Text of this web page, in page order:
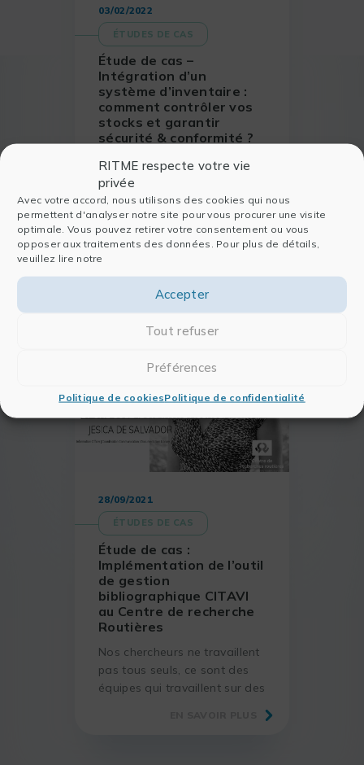
RITME respecte votre vie
privée
Avec votre accord, nous utilisons des cookies qui nous
permettent d'analyser notre site pour vous procurer une visite
optimale. Vous pouvez retirer votre consentement ou vous
opposer aux traitements des données. Pour plus de détails,
veuillez lire notre
Accepter
Tout refuser
Préférences
Politique de cookiesPolitique de confidentialité
03/02/2022
ÉTUDES DE CAS
Étude de cas –
Intégration d’un
système d’inventaire :
comment contrôler vos
stocks et garantir
sécurité & conformité ?
Brightlands Chemelot Campus
(BCC) est un vaste campus
industriel européen situé aux
Pays-Bas. Rassemblant une
trentaine d’acteurs, le
Campus a choisi de travailler
œuvre FindMolecule.
EN SAVOIR PLUS
28/09/2021
ÉTUDES DE CAS
Étude de cas :
Implémentation de l’outil
de gestion
bibliographique CITAVI
au Centre de recherche
Routières
Nos chercheurs ne travaillent
pas tous seuls, ce sont des
équipes qui travaillent sur des